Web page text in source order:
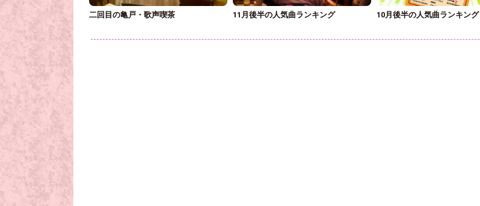
二回目の亀戸・歌声喫茶 11月後半の人気曲ランキング 10月後半の人気曲ランキング